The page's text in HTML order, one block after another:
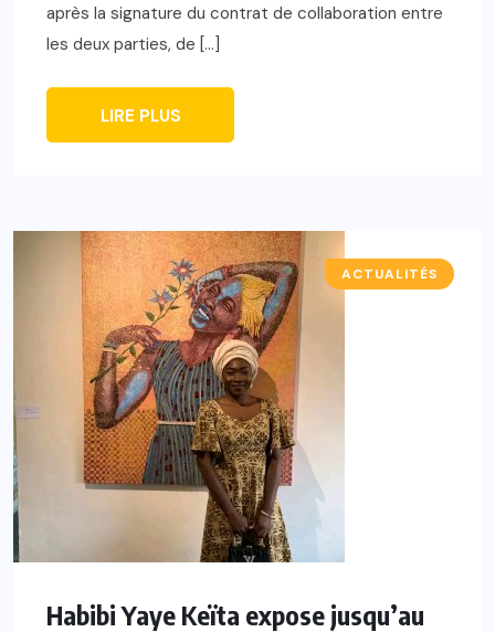
après la signature du contrat de collaboration entre
les deux parties, de […]
LIRE PLUS
ACTUALITÉS
Habibi Yaye Keïta expose jusqu’au